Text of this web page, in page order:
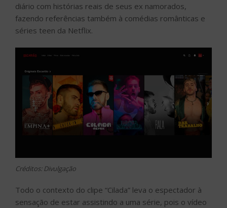
diário com histórias reais de seus ex namorados,
fazendo referências também à comédias românticas e
séries teen da Netflix.
Créditos: Divulgação
Todo o contexto do clipe “Cilada” leva o espectador à
sensação de estar assistindo a uma série, pois o vídeo